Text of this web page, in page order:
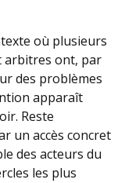
où plusieurs
arbitres ont, par
des problèmes
apparaît
Reste
un accès concret
des acteurs du
les plus